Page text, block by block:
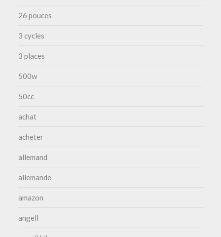
26 pouces
3 cycles
3 places
500w
50cc
achat
acheter
allemand
allemande
amazon
angell